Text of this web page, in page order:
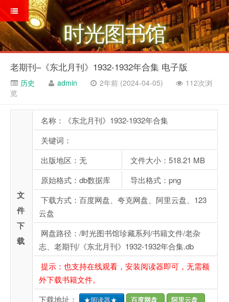
时光图书馆
老期刊–《东北月刊》1932-1932年合集 电子版
历史 admin 2年前 (2024-04-05)
112次浏
览
文
件
下
载
名称：《东北月刊》1932-1932年合集
关键词：
出版地区：无
文件大小：518.21 MB
原始格式：db数据库
导出格式：png
下载方式：百度网盘、夸克网盘、阿里云盘、123
云盘
网盘路径：/时光图书馆珍藏系列/书籍文件/老杂
志、老期刊/《东北月刊》1932-1932年合集.db
提示：也支持在线观看，安装阅读器即可，无需额
外下载书籍文件。
下载地址：
★阅读器★ 百度网盘
阿里云盘